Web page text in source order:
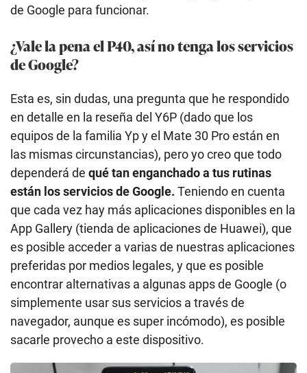
de Google para funcionar.
¿Vale la pena el P40, así no tenga los servicios
de Google?
Esta es, sin dudas, una pregunta que he respondido
en detalle en la reseña del Y6P (dado que los
equipos de la familia Yp y el Mate 30 Pro están en
las mismas circunstancias), pero yo creo que todo
dependerá de qué tan enganchado a tus rutinas
están los servicios de Google. Teniendo en cuenta
que cada vez hay más aplicaciones disponibles en la
App Gallery (tienda de aplicaciones de Huawei), que
es posible acceder a varias de nuestras aplicaciones
preferidas por medios legales, y que es posible
encontrar alternativas a algunas apps de Google (o
simplemente usar sus servicios a través de
navegador, aunque es super incómodo), es posible
sacarle provecho a este dispositivo.